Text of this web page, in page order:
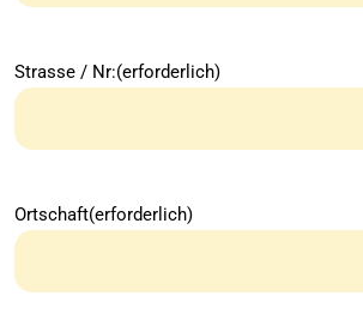
Strasse / Nr:(erforderlich)
Ortschaft(erforderlich)